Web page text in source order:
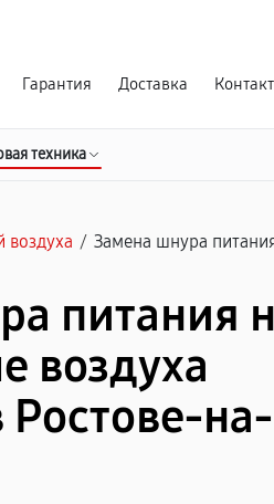
Гарантия Доставка
техника
воздуха / Замена шнура
питания
воздуха
Ростове-на-